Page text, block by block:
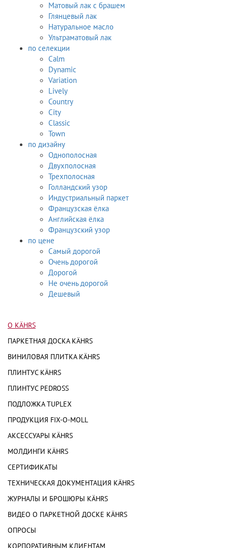
Матовый лак с брашем
Глянцевый лак
Натуральное масло
Ультраматовый лак
по селекции
Calm
Dynamic
Variation
Lively
Country
City
Classic
Town
по дизайну
Однополосная
Двухполосная
Трехполосная
Голландский узор
Индустриальный паркет
Французская ёлка
Английская ёлка
Французский узор
по цене
Самый дорогой
Очень дорогой
Дорогой
Не очень дорогой
Дешевый
О KÄHRS
ПАРКЕТНАЯ ДОСКА KÄHRS
ВИНИЛОВАЯ ПЛИТКА KÄHRS
ПЛИНТУС KÄHRS
ПЛИНТУС PEDROSS
ПОДЛОЖКА TUPLEX
ПРОДУКЦИЯ FIX-O-MOLL
АКСЕССУАРЫ KÄHRS
МОЛДИНГИ KÄHRS
СЕРТИФИКАТЫ
ТЕХНИЧЕСКАЯ ДОКУМЕНТАЦИЯ KÄHRS
ЖУРНАЛЫ И БРОШЮРЫ KÄHRS
ВИДЕО О ПАРКЕТНОЙ ДОСКЕ KÄHRS
ОПРОСЫ
КОРПОРАТИВНЫМ КЛИЕНТАМ